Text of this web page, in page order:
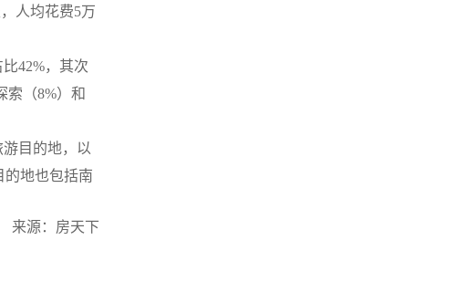
人均花费5万
42%，其次
索（8%）和
目的地，以
的地也包括南
来源：房天下